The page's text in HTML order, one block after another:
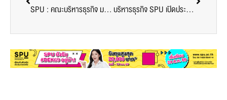
SPU : คณะบริหารธุรกิจ ม.ศรีปทุม ส่งเสริมองค์ความรู้พัฒนาศักยภาพสู่อาจารย์มืออาชีพ 4.0 วิทยาลัยในเครือไทยเทค
บริหารธุรกิจ SPU เปิดประสบการณ์ครูค้นหามุมมองใหม่เพื่อใช้ศักยภาพในการสอนอย่างเต็ม 100